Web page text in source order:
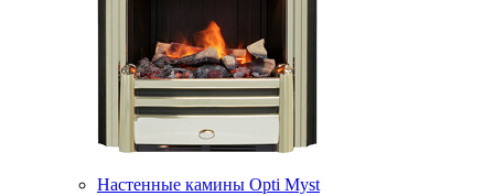
Настенные камины Opti Myst